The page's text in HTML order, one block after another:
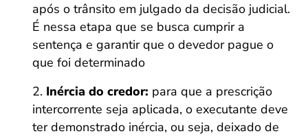
após o trânsito em julgado da decisão judicial.
É nessa etapa que se busca cumprir a
sentença e garantir que o devedor pague o
que foi determinado
Inércia do credor: para que a prescrição
intercorrente seja aplicada, o executante deve
ter demonstrado inércia, ou seja, deixado de